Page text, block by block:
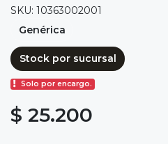
SKU: 10363002001
Genérica
Stock por sucursal
Solo por encargo.
$ 25.200